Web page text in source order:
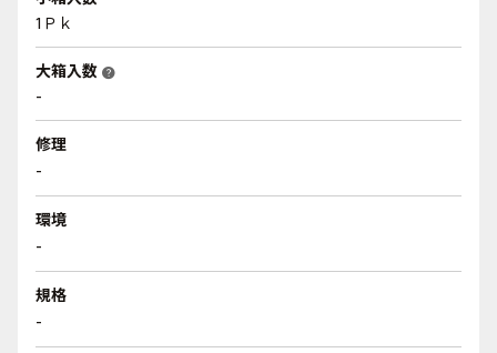
1Ｐｋ
大箱入数 help
-
修理
-
環境
-
規格
-